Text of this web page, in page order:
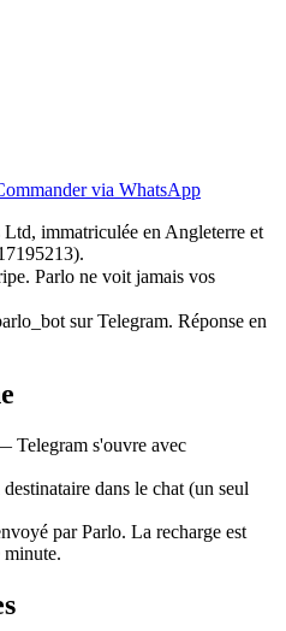
via WhatsApp
immatriculée en Angleterre et
Parlo ne voit jamais vos
sur Telegram. Réponse en
Telegram s'ouvre avec
dans le chat (un seul
par Parlo. La recharge est
minute.